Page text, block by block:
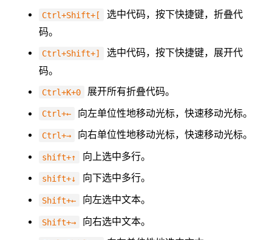
Ctrl+Shift+[
选中代码，按下快捷键，折叠代
码。
Ctrl+Shift+]
选中代码，按下快捷键，展开代
码。
Ctrl+K+0 展开所有折叠代码。
Ctrl+← 向左单位性地移动光标，快速移动光标。
Ctrl+→ 向右单位性地移动光标，快速移动光标。
shift+↑ 向上选中多行。
shift+↓ 向下选中多行。
Shift+← 向左选中文本。
Shift+→ 向右选中文本。